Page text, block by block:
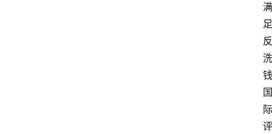
满
足
反
洗
钱
国
际
评